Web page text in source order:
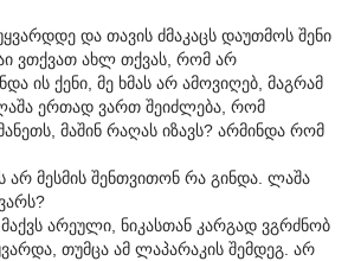
და თავის ძმაკაცს დაუთმოს შენი
ვთქვათ ახლ თქვას, რომ არ
ის ქენი, მე ხმას არ ამოვიღებ, მაგრამ
ერთად ვართ შეიძლება, რომ
მაშინ რაღას იზავს? არმინდა რომ
არ მესმის შენთვითონ რა გინდა. ლაშა
არეული, ნიკასთან კარგად ვგრძნობ
თუმცა ამ ლაპარაკის შემდეგ. არ